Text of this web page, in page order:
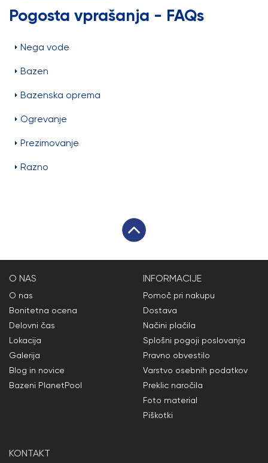
Pogosta vprašanja - FAQs
Nega vode
Bazen
Bazenska oprema
Ogrevanje
Prezimovanje
Razno
O NAS
O nas
Bonitetna ocena
Delovni čas
Lokacija
Galerija
Blog in novice
Bazeni PlanetPool
INFORMACIJE
Pomoč pri nakupu
Dostava
Načini plačila
Splošni pogoji poslovanja
Pravno obvestilo
Varstvo osebnih podatkov
Preklic naročila
Foto material
Piškotki
KONTAKT